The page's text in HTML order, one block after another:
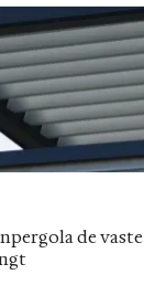
de vaste